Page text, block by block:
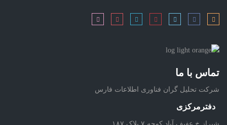
تماس با ما
شرکت تحلیل گران فناوری اطلاعات فارس
دفترمرکزی
شیراز خ عفیف آباد کوچه ۷ پلاک ۱۸۷